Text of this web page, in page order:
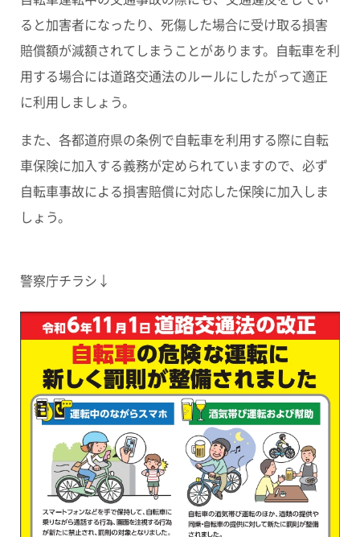
ると加害者になったり、死傷した場合に受け取る損害
賠償額が減額されてしまうことがあります。自転車を利
用する場合には道路交通法のルールにしたがって適正
に利用しましょう。
また、各都道府県の条例で自転車を利用する際に自転
車保険に加入する義務が定められていますので、必ず
自転車事故による損害賠償に対応した保険に加入しま
しょう。
警察庁チラシ↓